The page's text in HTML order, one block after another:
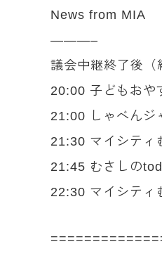
News from MIA
———–
議会中継終了後（
20:00 子どもおや
21:00 しゃべんジ
21:30 マイシティ
21:45 むさしの
22:30 マイシティ